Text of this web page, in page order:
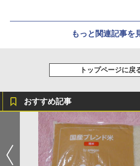
もっと関連記事を
トップページに戻
おすすめ記事